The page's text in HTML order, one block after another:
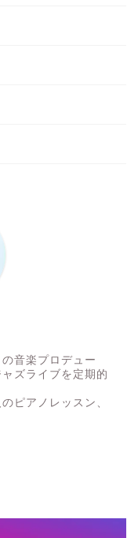
音楽プロデュー
ズライブを定期的
ピアノレッスン、